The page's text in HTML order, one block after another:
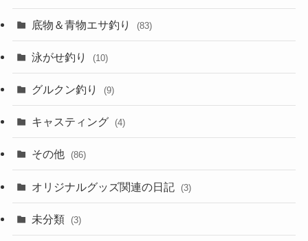
底物＆青物エサ釣り (83)
泳がせ釣り (10)
グルクン釣り (9)
キャスティング (4)
その他 (86)
オリジナルグッズ関連の日記 (3)
未分類 (3)